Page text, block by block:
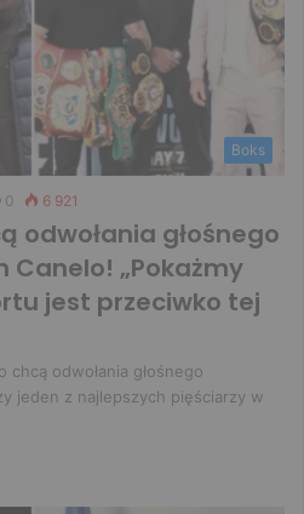
Boks
0 6 921
odwołania głośnego
Canelo! „Pokażmy
jest przeciwko tej
chcą odwołania głośnego
jeden z najlepszych pięściarzy w